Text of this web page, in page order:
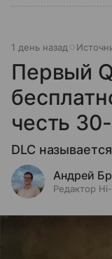
1 день назад
Первый
честь
DLC
Андрей
Редактор